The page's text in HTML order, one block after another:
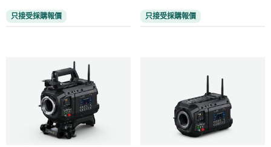
只接受採購報價 只接受採購報價